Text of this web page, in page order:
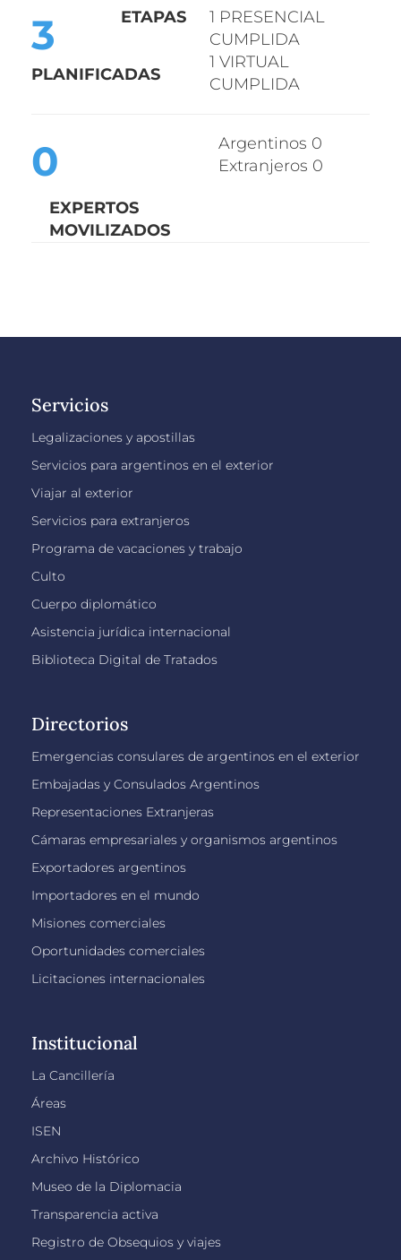
3 ETAPAS
PLANIFICADAS
1 PRESENCIAL
CUMPLIDA
1 VIRTUAL
CUMPLIDA
0
EXPERTOS
MOVILIZADOS
Argentinos 0
Extranjeros 0
Servicios
Legalizaciones y apostillas
Servicios para argentinos en el exterior
Viajar al exterior
Servicios para extranjeros
Programa de vacaciones y trabajo
Culto
Cuerpo diplomático
Asistencia jurídica internacional
Biblioteca Digital de Tratados
Directorios
Emergencias consulares de argentinos en el exterior
Embajadas y Consulados Argentinos
Representaciones Extranjeras
Cámaras empresariales y organismos argentinos
Exportadores argentinos
Importadores en el mundo
Misiones comerciales
Oportunidades comerciales
Licitaciones internacionales
Institucional
La Cancillería
Áreas
ISEN
Archivo Histórico
Museo de la Diplomacia
Transparencia activa
Registro de Obsequios y viajes